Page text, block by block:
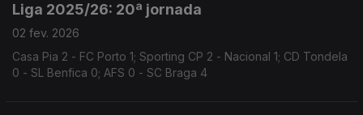
Liga 2025/26: 20ª jornada
02 fev. 2026
Casa Pia 2 - FC Porto 1; Sporting CP 2 - Nacional 1; CD Tondela
0 - SL Benfica 0; AFS 0 - SC Braga 4